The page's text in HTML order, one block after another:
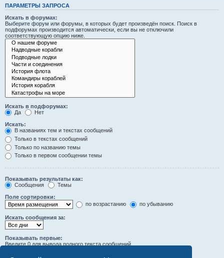
ПАРАМЕТРЫ ЗАПРОСА
Искать в форумах:
Выберите форум или форумы, в которых будет произведён поиск. Поиск в
подфорумах производится автоматически, если вы не отключили
соответствующую опцию ниже.
Искать в подфорумах:
Да
Нет
Искать:
В названиях тем и текстах сообщений
Только в текстах сообщений
Только по названию темы
Только в первом сообщении темы
Показывать результаты как:
Сообщения
Темы
Поле сортировки:
по возрастанию
по убыванию
Искать сообщения за:
Показывать первые:
Введите 0 для вывода полного текста сообщений.